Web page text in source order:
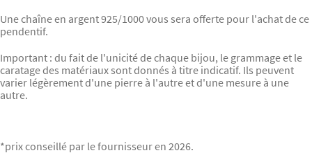
Une chaîne en argent 925/1000 vous sera offerte pour l'achat de ce
pendentif.
Important : du fait de l'unicité de chaque bijou, le grammage et le
caratage des matériaux sont donnés à titre indicatif. Ils peuvent
varier légèrement d'une pierre à l'autre et d'une mesure à une
autre.
*prix conseillé par le fournisseur en 2026.